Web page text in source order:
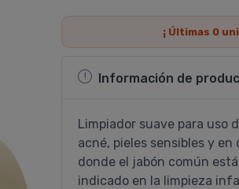
¡ Últimas 0
Información de
Limpiador suave para uso
acné, pieles sensibles y
donde el jabón común
indicado en la limpieza